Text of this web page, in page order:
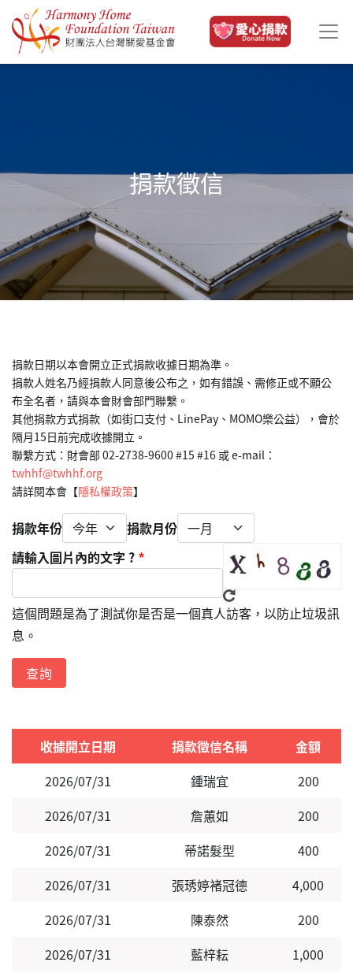
移至主內容
捐款徵信
捐款日期以本會開立正式捐款收據日期為準。
捐款人姓名乃經捐款人同意後公布之，如有錯誤、需修正或不願公
布全名者，請與本會財會部門聯繫。
其他捐款方式捐款（如街口支付、LinePay、MOMO樂公益），會於
隔月15日前完成收據開立。
twhhf@twhhf.org
請詳閱本會【隱私權政策】
捐款年份
捐款月份
請輸入圖片內的文字 ?
這個問題是為了測試你是否是一個真人訪客，以防止垃圾訊
息。
收據開立日期 捐款徵信名稱
金額
2026/07/31
鍾瑞宜
200
2026/07/31
詹蕙如
200
2026/07/31
蒂諾髮型
400
2026/07/31
張琇婷褚冠德
4,000
2026/07/31
陳泰然
200
2026/07/31
藍梓耘
1,000